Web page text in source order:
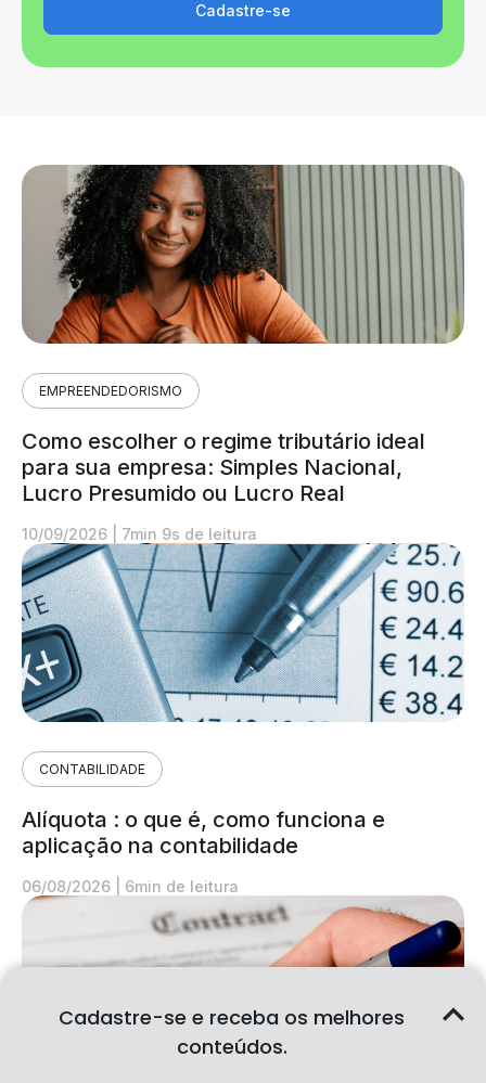
Cadastre-se e receba os melhores
conteúdos.
Cadastre-se
EMPREENDEDORISMO
Como escolher o regime tributário ideal
para sua empresa: Simples Nacional,
Lucro Presumido ou Lucro Real
10/09/2026 7min 9s de leitura
CONTABILIDADE
Alíquota : o que é, como funciona e
aplicação na contabilidade
06/08/2026 6min de leitura